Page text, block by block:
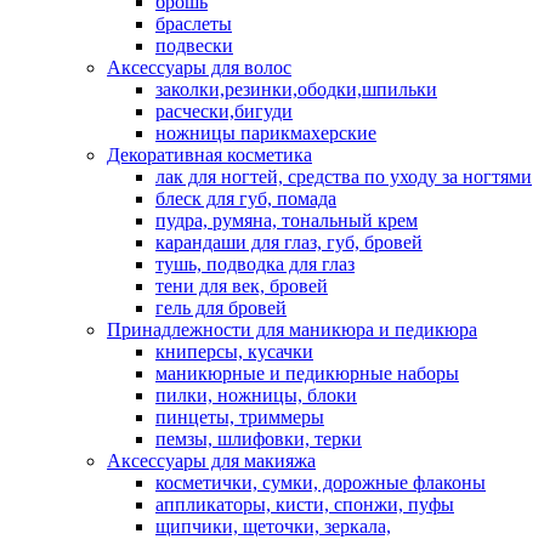
браслеты
подвески
Аксессуары для волос
заколки,резинки,ободки,шпильки
расчески,бигуди
ножницы парикмахерские
Декоративная косметика
лак для ногтей, средства по уходу за ногтями
блеск для губ, помада
пудра, румяна, тональный крем
карандаши для глаз, губ, бровей
тушь, подводка для глаз
тени для век, бровей
гель для бровей
Принадлежности для маникюра и педикюра
книперсы, кусачки
маникюрные и педикюрные наборы
пилки, ножницы, блоки
пинцеты, триммеры
пемзы, шлифовки, терки
Аксессуары для макияжа
косметички, сумки, дорожные флаконы
аппликаторы, кисти, спонжи, пуфы
щипчики, щеточки, зеркала,